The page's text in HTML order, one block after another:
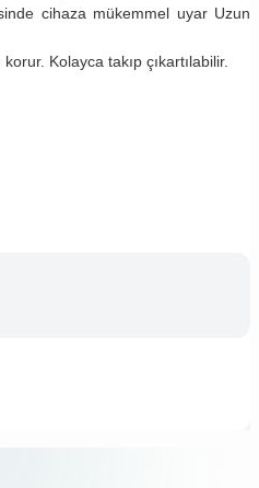
cihaza mükemmel uyar Uzun
Kolayca takıp çıkartılabilir.